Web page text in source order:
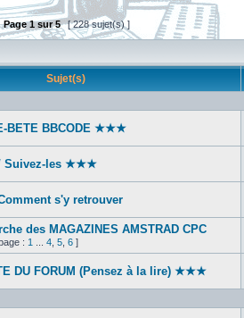
Page1sur5 [ 228 sujet(s) ]
Sujet(s)
BETE BBCODE ★★★
les ★★★
s'y retrouver‎
des MAGAZINES AMSTRAD CPC
: 1 4 5 6 ]
DU FORUM (Pensez à la lire) ★★★